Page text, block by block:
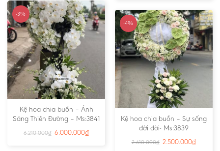
-3%
Kệ hoa chia buồn – Ánh
Sáng Thiên Đường – Ms:3841
6.210.000₫ 6.000.000₫
-4%
Kệ hoa chia buồn – Sự sống
đời đời- Ms:3839
2.610.000₫ 2.500.000₫